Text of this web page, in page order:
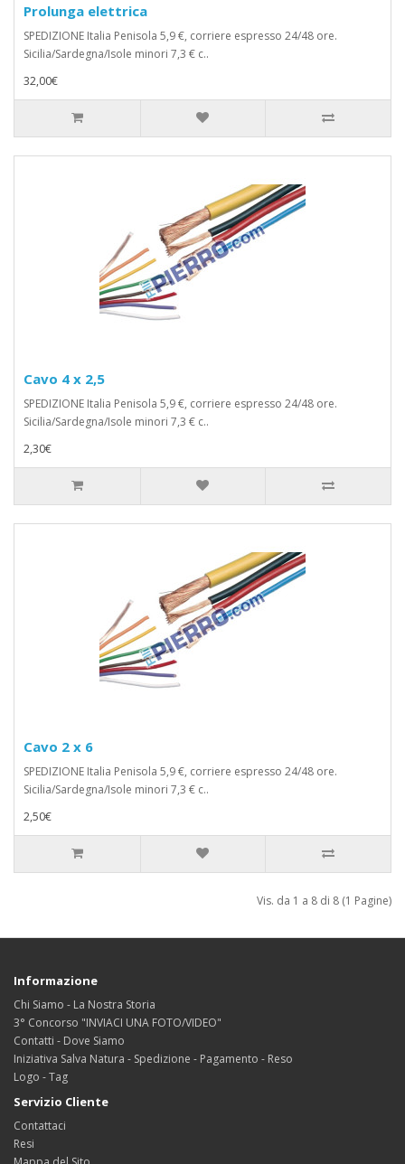
Prolunga elettrica
SPEDIZIONE Italia Penisola 5,9 €, corriere espresso 24/48 ore.
Sicilia/Sardegna/Isole minori 7,3 € c..
32,00€
Cavo 4 x 2,5
SPEDIZIONE Italia Penisola 5,9 €, corriere espresso 24/48 ore.
Sicilia/Sardegna/Isole minori 7,3 € c..
2,30€
Cavo 2 x 6
SPEDIZIONE Italia Penisola 5,9 €, corriere espresso 24/48 ore.
Sicilia/Sardegna/Isole minori 7,3 € c..
2,50€
Vis. da 1 a 8 di 8 (1 Pagine)
Informazione
Chi Siamo - La Nostra Storia
3° Concorso "INVIACI UNA FOTO/VIDEO"
Contatti - Dove Siamo
Iniziativa Salva Natura - Spedizione - Pagamento - Reso
Logo - Tag
Servizio Cliente
Contattaci
Resi